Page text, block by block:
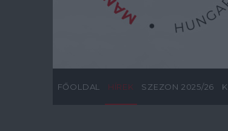
FŐOLDAL HÍREK SZEZON 2025/26